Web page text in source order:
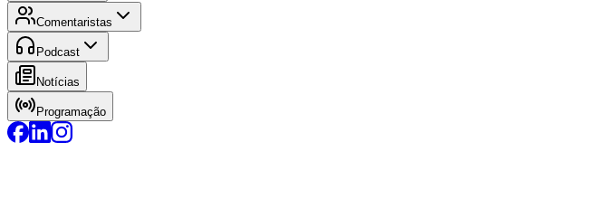
Comentaristas
Podcast
Notícias
Programação